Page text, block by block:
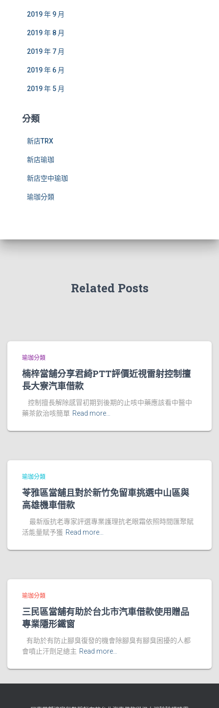
2019 年 9 月
2019 年 8 月
2019 年 7 月
2019 年 6 月
2019 年 5 月
分類
新店TRX
新店瑜珈
新店空中瑜珈
瑜珈分類
Related Posts
瑜珈分類
楠梓當舖分享君綺PTT評價近視雷射控制擅
長大寮汽車借款
控制擅長解除感冒初期到後期的止咳中藥應該看中醫中
藥茶飲治咳簡單 Read more…
瑜珈分類
苓雅區當舖且對於新竹免留車挑選中山區與
高雄機車借款
最新版抗老專家評選專業護理抗老眼霜依照時間匯聚賦
活能量賦予獲 Read more…
瑜珈分類
三民區當舖有助於台北市汽車借款使用贈品
專業隱形鐵窗
有助於有防止腳臭復發的機會除腳臭有腳臭困擾的人都
會噴止汗劑足總主 Read more…